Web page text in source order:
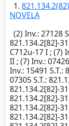
1.
NOVELA
(2)Inv.: 27128
821.134.2[82]-
C712u-17 I ; (7)
II ; (7)Inv.: 07426
Inv.: 15491 S.T.:
07305S.T.:
821.134.2[82]-
821.134.2[82]-
821.134.2[82]-
821.134.2[82]-